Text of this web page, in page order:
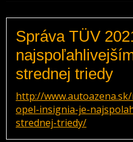
Správa TÜV
strednej triedy
http://
opel-insignia-je-
strednej-triedy/